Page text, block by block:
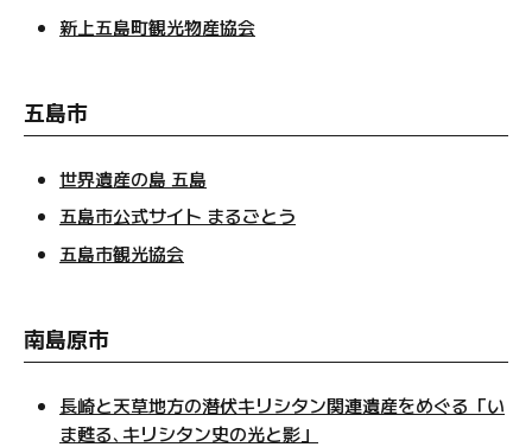
新上五島町観光物産協会
五島市
世界遺産の島 五島
五島市公式サイト まるごとう
五島市観光協会
南島原市
長崎と天草地方の潜伏キリシタン関連遺産をめぐる「い
ま甦る､キリシタン史の光と影」